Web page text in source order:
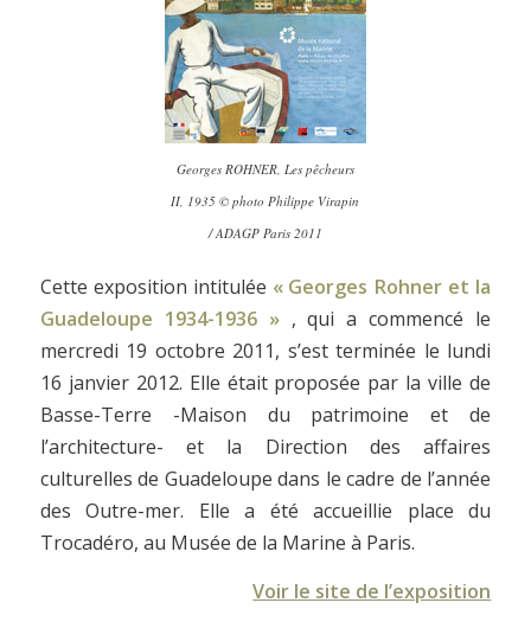
Georges ROHNER, Les pêcheurs
II, 1935 © photo Philippe Virapin
/ ADAGP Paris 2011
Cette exposition intitulée « Georges Rohner et la
Guadeloupe 1934-1936 », qui a commencé le
mercredi 19 octobre 2011, s’est terminée le lundi
16 janvier 2012. Elle était proposée par la ville de
Basse-Terre -Maison du patrimoine et de
l’architecture- et la Direction des affaires
culturelles de Guadeloupe dans le cadre de l’année
des Outre-mer. Elle a été accueillie place du
Trocadéro, au Musée de la Marine à Paris.
Voir le site de l’exposition